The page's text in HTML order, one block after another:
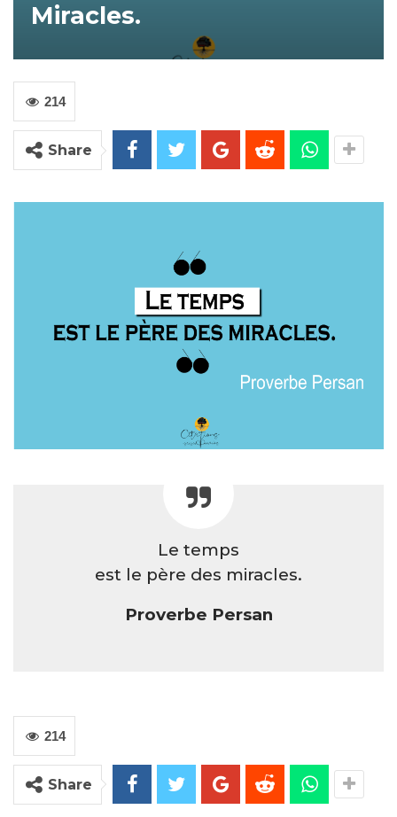
Miracles.
214
Share
Le temps
est le père des miracles.
Proverbe Persan
214
Share